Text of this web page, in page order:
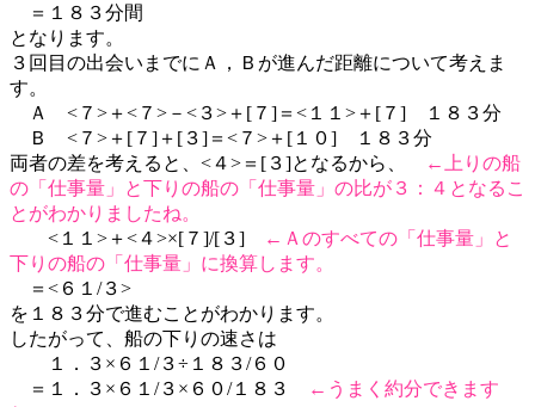
＝１８３分間
となります。
３回目の出会いまでにＡ，Ｂが進んだ距離について考えま
す。
Ａ <７>＋<７>－<３>＋[７]＝<１１>＋[７] １８３分
Ｂ <７>＋[７]＋[３]＝<７>＋[１０] １８３分
両者の差を考えると、<４>＝[３]となるから、
←上りの船
の「仕事量」と下りの船の「仕事量」の比が３：４となるこ
とがわかりましたね。
<１１>＋<４>×[７]/[３]
←Ａのすべての「仕事量」と
下りの船の「仕事量」に換算します。
＝<６１/３>
を１８３分で進むことがわかります。
したがって、船の下りの速さは
１．３×６１/３÷１８３/６０
＝１．３×６１/３×６０/１８３
←うまく約分できます